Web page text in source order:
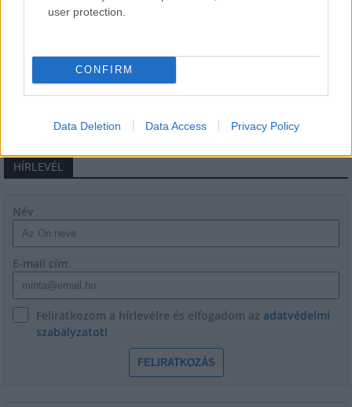
user protection.
CONFIRM
Data Deletion Data Access Privacy Policy
Hódmezővásárhely jó hírű református
iskoláját
HÍRLEVÉL
Név
E-mail cím
Feliratkozom a hírlevélre és elfogadom az adatvédelmi
szabályzatot!
FELIRATKOZÁS